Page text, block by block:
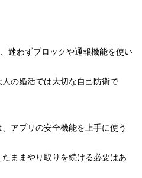
迷わずブロックや通報機能を使い
の婚活では大切な自己防衛で
アプリの安全機能を上手に使う
ままやり取りを続ける必要はあ